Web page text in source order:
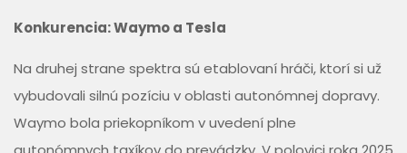
Konkurencia: Waymo a Tesla
Na druhej strane spektra sú etablovaní hráči, ktorí si už
vybudovali silnú pozíciu v oblasti autonómnej dopravy.
Waymo bola priekopníkom v uvedení plne